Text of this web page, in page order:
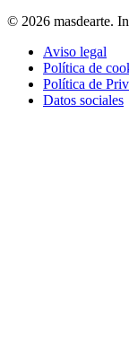
© 2026 masdearte.
Aviso legal
Política de
Política de
Datos sociales